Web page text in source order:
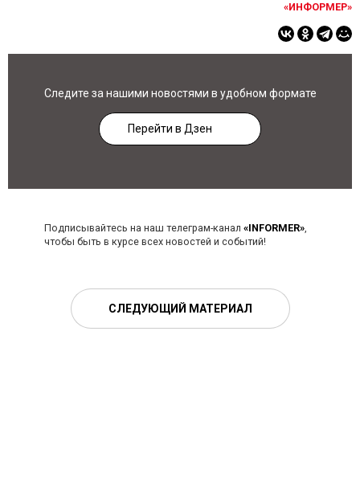
«ИНФОРМЕР»
Следите за нашими новостями в удобном формате
Перейти в Дзен
Подписывайтесь на наш телеграм-канал «INFORMER»,
чтобы быть в курсе всех новостей и событий!
СЛЕДУЮЩИЙ МАТЕРИАЛ